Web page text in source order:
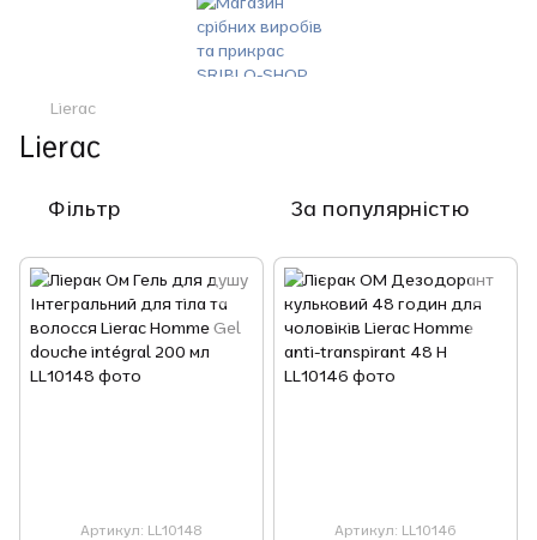
Lierac
Lierac
Фільтр За популярністю
Артикул: LL10148 Артикул: LL10146